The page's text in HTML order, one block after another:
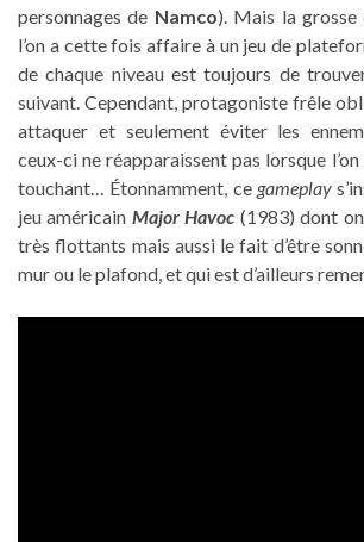
personnages de Namco). Mais la
l’on a cette fois affaire à un jeu de
de chaque niveau est toujours de
suivant. Cependant, protagoniste frêle
attaquer et seulement éviter les
ceux-ci ne réapparaissent pas lorsque
touchant… Étonnamment, ce gameplay
jeu américain Major Havoc (1983) dont
très flottants mais aussi le fait d’être
mur ou le plafond, et qui est d’ailleurs